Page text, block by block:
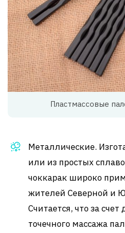
Пластмассовые
Металлические.
или из простых
чоккарак широко
жителей Северной и
Считается, что за
точечного массажа